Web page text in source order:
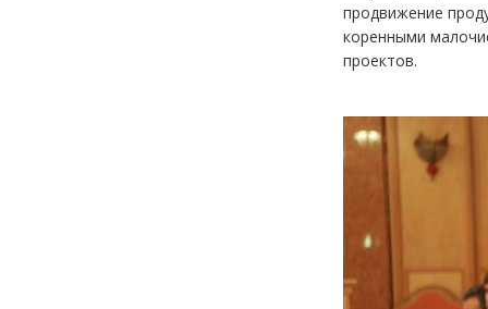
продвижение
коренными
проектов.